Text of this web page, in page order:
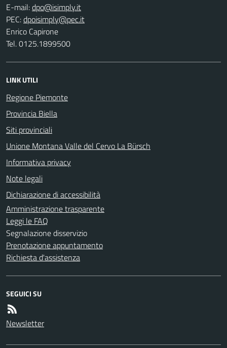
E-mail:
PEC:
Enrico Capirone
Tel. 0125.1899500
LINK UTILI
Regione Piemonte
Provincia Biella
Siti provinciali
Unione Montana Valle del Cervo La Bürsch
Informativa privacy
Note legali
Dichiarazione di accessibilità
Amministrazione trasparente
Leggi le FAQ
Segnalazione disservizio
Prenotazione appuntamento
Richiesta d'assistenza
SEGUICI SU
Newsletter